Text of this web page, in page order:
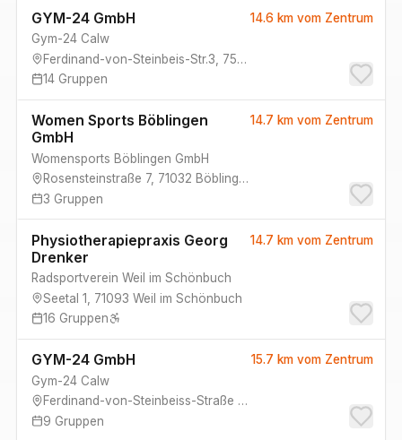
GYM-24 GmbH
Gym-24 Calw
Ferdinand-von-Steinbeis-Str.3
75365
14 Gruppen
14.6 kmvom Zentrum
Women Sports Böblingen
GmbH
Womensports Böblingen GmbH
Rosensteinstraße 7, 71032 Böblingen
3 Gruppen
14.7 kmvom Zentrum
Physiotherapiepraxis Georg
Drenker
Radsportverein Weil im Schönbuch
Seetal 1
71093 Weil im Schönbuch
16 Gruppen
14.7 kmvom Zentrum
GYM-24 GmbH
Gym-24 Calw
Ferdinand-von-Steinbeiss-Straße 3,
9 Gruppen
15.7 kmvom Zentrum